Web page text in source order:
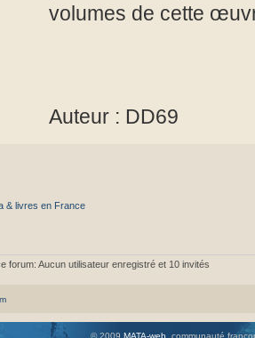
volumes de cette
Auteur : DD69
& livres en France
forum: Aucun utilisateur enregistré et 10 invités
© 2009 MATA-web , communauté